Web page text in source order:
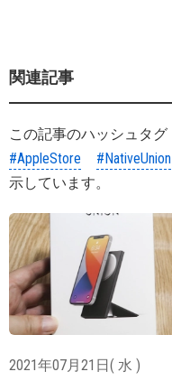
関連記事
この記事のハッシュタグ
#AppleStore
#NativeUnion
示しています。
2021年07月21日( 水 )